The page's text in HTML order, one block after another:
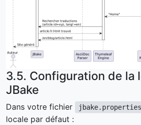
3.5. Configuration de la
JBake
Dans votre fichier jbake.properties
locale par défaut :